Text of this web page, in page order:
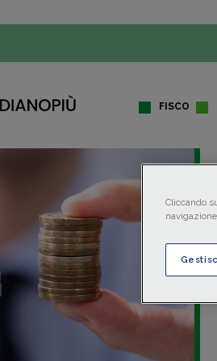
FISCO
Cliccando